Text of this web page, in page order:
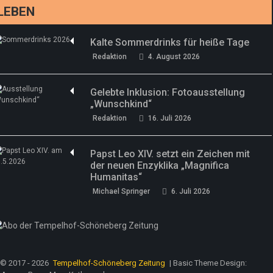
Kalte Sommerdrinks für heiße Tage
Redaktion 4. August 2026
Gelebte Inklusion: Fotoausstellung
„Wunschkind“
Redaktion 16. Juli 2026
Papst Leo XIV. setzt ein Zeichen mit
der neuen Enzyklika „Magnifica
Humanitas“
Michael Springer 6. Juli 2026
© 2017 - 2026 Tempelhof-Schöneberg Zeitung | Basic Theme Design: